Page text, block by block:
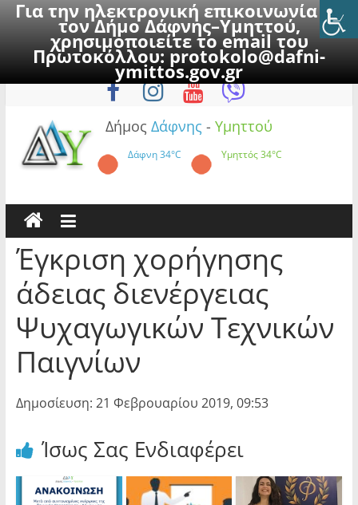
Για την ηλεκτρονική επικοινωνία με
τον Δήμο Δάφνης–Υμηττού,
χρησιμοποιείτε το email του
Πρωτοκόλλου:protokolo@dafni-
ymittos.gov.gr
to
Πέμπτη, 6 Αυγούστου 2026
Δήμος Δάφνης - Υμηττού
Δάφνη34°C Υμηττός34°C
Έγκριση χορήγησης
άδειας διενέργειας
Ψυχαγωγικών Τεχνικών
Παιγνίων
Δημοσίευση: 21 Φεβρουαρίου 2019, 09:53
Ίσως Σας Ενδιαφέρει